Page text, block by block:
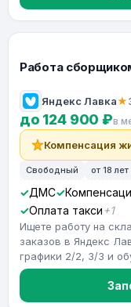
Работа
Яндекс Лавка★
до 124 900 ₽в
Компенсация
Свободный от 18 лет
ДМС
Оплата такси +1
Ищете работу на
заказов в Яндекс
графики 2/2, 3/3 и